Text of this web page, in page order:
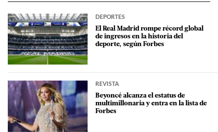
DEPORTES
El Real Madrid rompe récord global
de ingresos en la historia del
deporte, según Forbes
REVISTA
Beyoncé alcanza el estatus de
multimillonaria y entra en la lista de
Forbes